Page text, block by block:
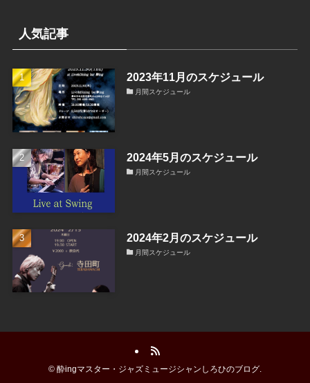
人気記事
2023年11月のスケジュール
月間スケジュール
2024年5月のスケジュール
月間スケジュール
2024年2月のスケジュール
月間スケジュール
© 酔ingマスター・ジャズミュージシャンしろひのブログ.